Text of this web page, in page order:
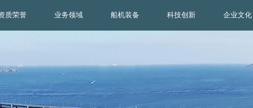
质荣誉 业务领域 船机装备 科技创新 企业文化